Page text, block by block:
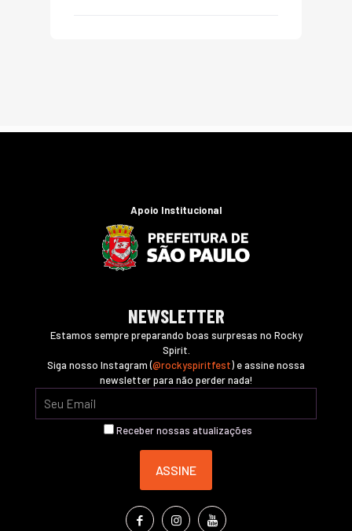
Apoio Institucional
NEWSLETTER
Estamos sempre preparando boas surpresas no Rocky
Spirit.
Siga nosso Instagram (@rockyspiritfest) e assine nossa
newsletter para não perder nada!
Receber nossas atualizações